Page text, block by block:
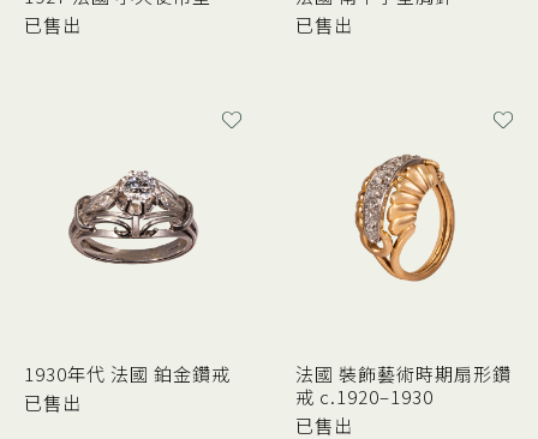
已售出
已售出
1930年代 法國 鉑金鑽戒
已售出
法國 裝飾藝術時期扇形鑽
戒 c.1920–1930
已售出